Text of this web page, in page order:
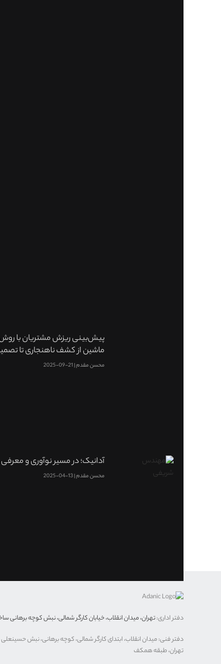
پیش‌بینی ریزش مشتریان با
ماشین از کشف ناهنجاری تا
محسن مقدم 21-09-2025
آدانیک؛ در مسیر نوآوری و
محسن مقدم 13-04-2025
دفتر اداری:تهران، میدان انقلاب، خیابان کارگر شمالی، نبش کوچه برهانی ساختمان
دفتر فنی: میدان انقلاب، ابتدای کارگر شمالی، کوچه برهانی، نبش حسینعلی
تهران، طبقه همکف